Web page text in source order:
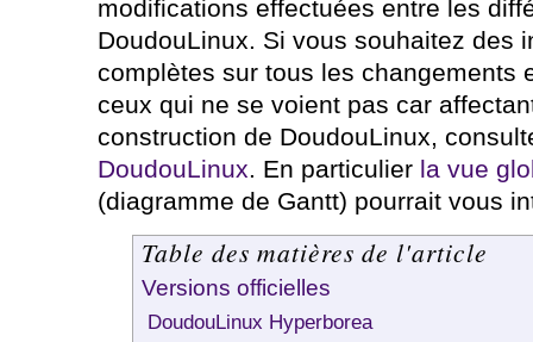
modifications effectuées entre les
DoudouLinux. Si vous souhaitez des
complètes sur tous les changements
ceux qui ne se voient pas car
construction de DoudouLinux,
DoudouLinux. En particulier la vue
(diagramme de Gantt) pourrait vous
Table des matières de l'article
Versions officielles
DoudouLinux Hyperborea